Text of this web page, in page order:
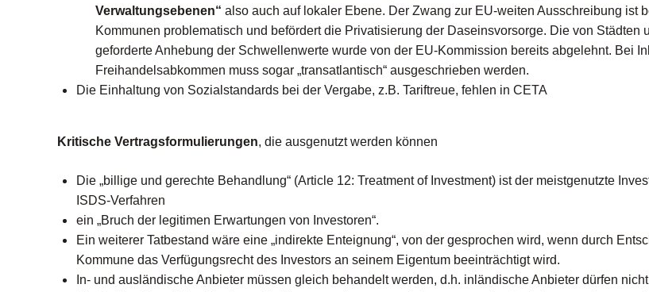
Verwaltungsebenen“ also auch auf lokaler Ebene. Der Zwang zur EU-weiten Ausschreibung ist
Kommunen problematisch und befördert die Privatisierung der Daseinsvorsorge. Die von Städten
geforderte Anhebung der Schwellenwerte wurde von der EU-Kommission bereits abgelehnt. Bei
Freihandelsabkommen muss sogar „transatlantisch“ ausgeschrieben werden.
Die Einhaltung von Sozialstandards bei der Vergabe, z.B. Tariftreue, fehlen in CETA
Kritische Vertragsformulierungen, die ausgenutzt werden können
Die „billige und gerechte Behandlung“ (Article 12: Treatment of Investment) ist der meistgenutzte
ISDS-Verfahren
ein „Bruch der legitimen Erwartungen von Investoren“.
Ein weiterer Tatbestand wäre eine „indirekte Enteignung“, von der gesprochen wird, wenn durch
Kommune das Verfügungsrecht des Investors an seinem Eigentum beeinträchtigt wird.
In- und ausländische Anbieter müssen gleich behandelt werden, d.h. inländische Anbieter dürfen